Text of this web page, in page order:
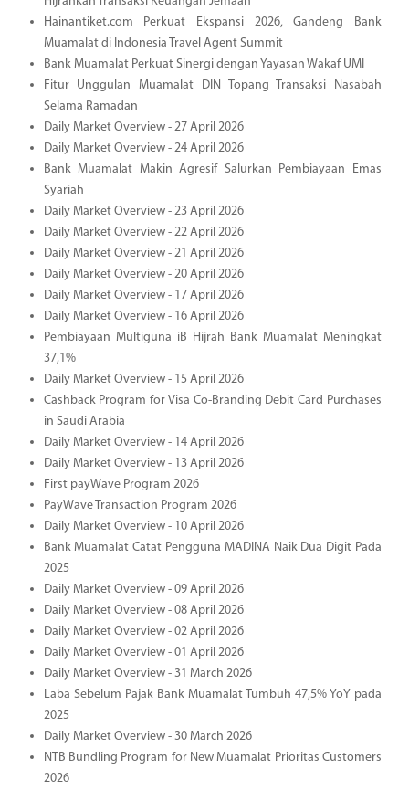
Hainantiket.com Perkuat Ekspansi 2026, Gandeng Bank
Muamalat di Indonesia Travel Agent Summit
Bank Muamalat Perkuat Sinergi dengan Yayasan Wakaf UMI
Fitur Unggulan Muamalat DIN Topang Transaksi Nasabah
Selama Ramadan
Daily Market Overview - 27 April 2026
Daily Market Overview - 24 April 2026
Bank Muamalat Makin Agresif Salurkan Pembiayaan Emas
Syariah
Daily Market Overview - 23 April 2026
Daily Market Overview - 22 April 2026
Daily Market Overview - 21 April 2026
Daily Market Overview - 20 April 2026
Daily Market Overview - 17 April 2026
Daily Market Overview - 16 April 2026
Pembiayaan Multiguna iB Hijrah Bank Muamalat Meningkat
37,1%
Daily Market Overview - 15 April 2026
Cashback Program for Visa Co-Branding Debit Card Purchases
in Saudi Arabia
Daily Market Overview - 14 April 2026
Daily Market Overview - 13 April 2026
First payWave Program 2026
PayWave Transaction Program 2026
Daily Market Overview - 10 April 2026
Bank Muamalat Catat Pengguna MADINA Naik Dua Digit Pada
2025
Daily Market Overview - 09 April 2026
Daily Market Overview - 08 April 2026
Daily Market Overview - 02 April 2026
Daily Market Overview - 01 April 2026
Daily Market Overview - 31 March 2026
Laba Sebelum Pajak Bank Muamalat Tumbuh 47,5% YoY pada
2025
Daily Market Overview - 30 March 2026
NTB Bundling Program for New Muamalat Prioritas Customers
2026